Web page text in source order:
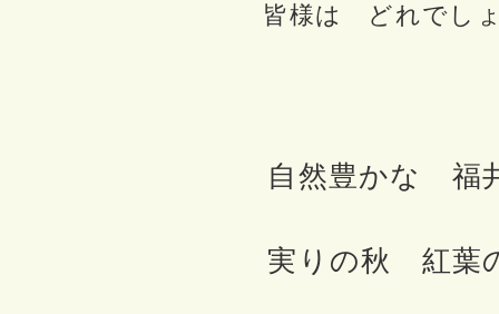
皆様は どれでし
自然豊かな 福
実りの秋 紅葉